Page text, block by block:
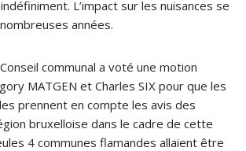
L’impact sur les nuisances se
années.
communal a voté une motion
MATGEN et Charles SIX pour que les
prennent en compte les avis des
bruxelloise dans le cadre de cette
4 communes flamandes allaient être